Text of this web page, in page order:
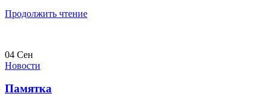
Продолжить чтение
04 Сен
Новости
Памятка